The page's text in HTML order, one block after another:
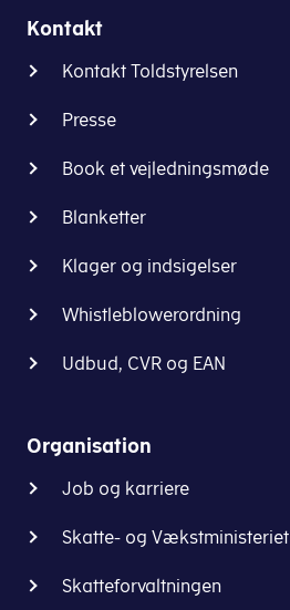
Kontakt
Kontakt Toldstyrelsen
Presse
Book et vejledningsmøde
Blanketter
Klager og indsigelser
Whistleblowerordning
Udbud, CVR og EAN
Organisation
Job og karriere
Skatte- og Vækstministeriet
Skatteforvaltningen